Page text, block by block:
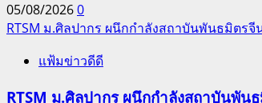
05/08/20260
RTSM ม.ศิลปากร ผนึกกำลังสถาบันพันธมิตร
แฟ้มข่าวดีดี
RTSM ม.ศิลปากร ผนึกกำลังสถาบันพั